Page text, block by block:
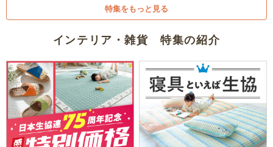
特集をもっと見る
インテリア・雑貨 特集の紹介